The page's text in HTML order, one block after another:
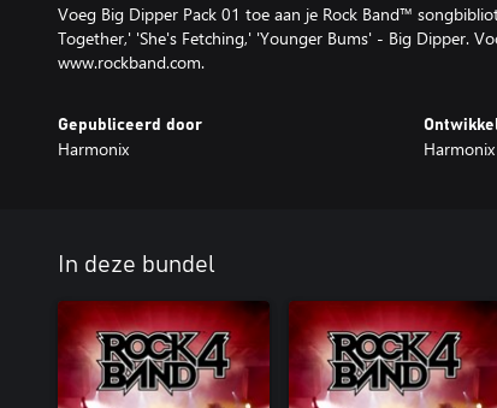
Voeg Big Dipper Pack 01 toe aan je Rock Band™
Together,' 'She's Fetching,' 'Younger Bums' - Big Dipper.
www.rockband.com.
Gepubliceerd door
Harmonix Harmonix
In deze bundel